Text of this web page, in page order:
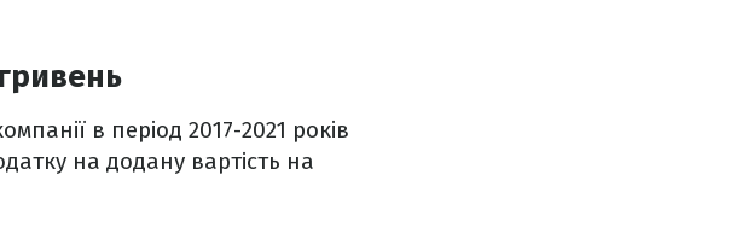
в період 2017-2021 років
на додану вартість на